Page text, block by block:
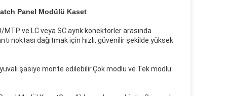
Panel Modülü Kaset
MTP ve LC veya SC ayrık konektörler arasında
noktası dağıtmak için hızlı, güvenilir şekilde yüksek
şasiye monte edilebilir.Çok modlu ve Tek modlu